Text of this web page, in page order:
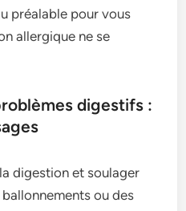
préalable pour vous
allergique ne se
digestifs :
digestion et soulager
ou des